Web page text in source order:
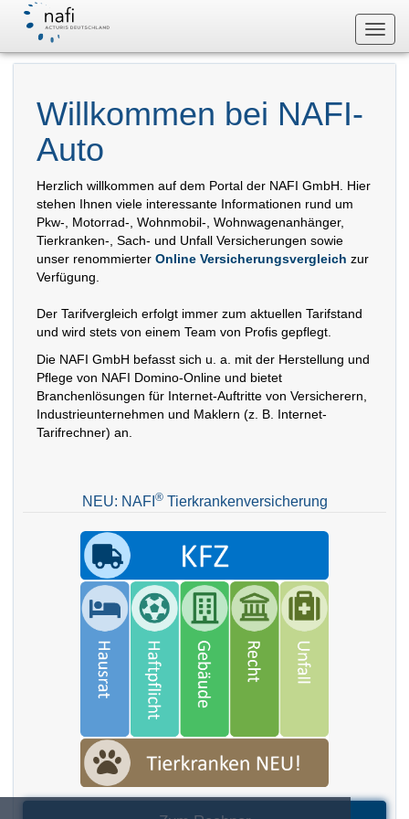
Willkommen bei NAFI-
Auto
Herzlich willkommen auf dem Portal der NAFI GmbH. Hier
stehen Ihnen viele interessante Informationen rund um
Pkw-, Motorrad-, Wohnmobil-, Wohnwagenanhänger,
Tierkranken-, Sach- und Unfall Versicherungen sowie
unser renommierter Online Versicherungsvergleich zur
Verfügung.
Der Tarifvergleich erfolgt immer zum aktuellen Tarifstand
und wird stets von einem Team von Profis gepflegt.
Die NAFI GmbH befasst sich u. a. mit der Herstellung und
Pflege von NAFI Domino-Online und bietet
Branchenlösungen für Internet-Auftritte von Versicherern,
Industrieunternehmen und Maklern (z. B. Internet-
Tarifrechner) an.
NEU: NAFI ®Tierkrankenversicherung